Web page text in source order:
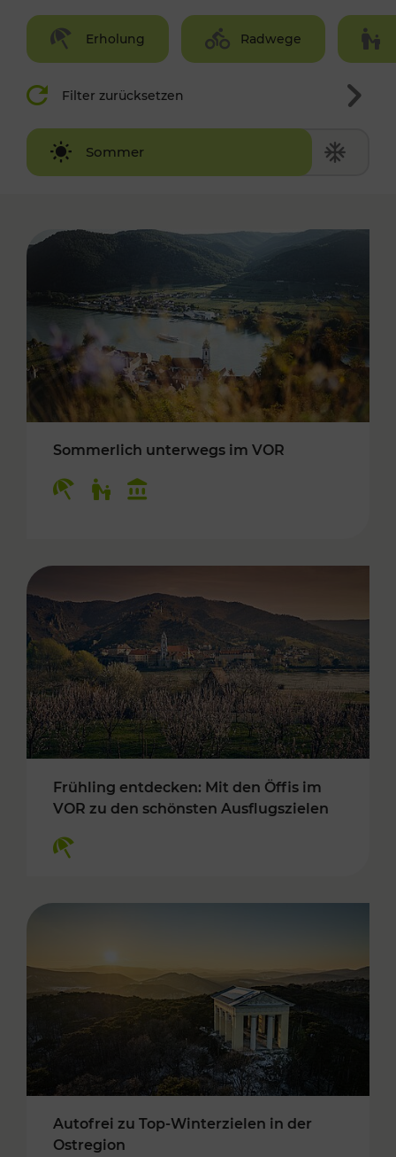
Erholung Radwege
Filter zurücksetzen
Sommer
Winter
Sommerlich unterwegs im VOR
Frühling entdecken: Mit den Öffis im
VOR zu den schönsten Ausflugszielen
Autofrei zu Top-Winterzielen in der
Ostregion